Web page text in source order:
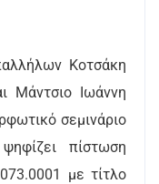
Κοτσάκη
Μάντσιο Ιωάννη
σεμινάριο
πίστωση
με τίτλο